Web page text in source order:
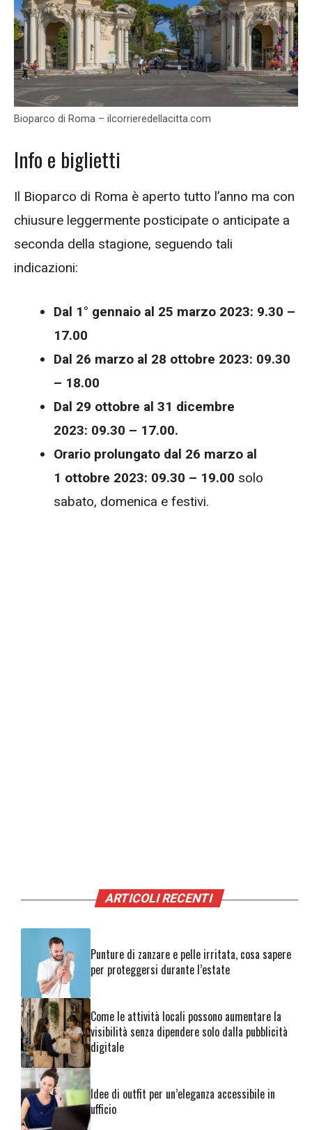
Bioparco di Roma – ilcorrieredellacitta.com
Info e biglietti
Il Bioparco di Roma è aperto tutto l’anno ma con
chiusure leggermente posticipate o anticipate a
seconda della stagione, seguendo tali
indicazioni:
Dal 1° gennaio al 25 marzo 2023: 9.30 –
17.00
Dal 26 marzo al 28 ottobre 2023: 09.30
– 18.00
Dal 29 ottobre al 31 dicembre
2023: 09.30 – 17.00.
Orario prolungato dal 26 marzo al
1 ottobre 2023: 09.30 – 19.00 solo
sabato, domenica e festivi.
ARTICOLI RECENTI
Punture di zanzare e pelle irritata, cosa sapere
per proteggersi durante l’estate
Come le attività locali possono aumentare la
visibilità senza dipendere solo dalla pubblicità
digitale
Idee di outfit per un’eleganza accessibile in
ufficio